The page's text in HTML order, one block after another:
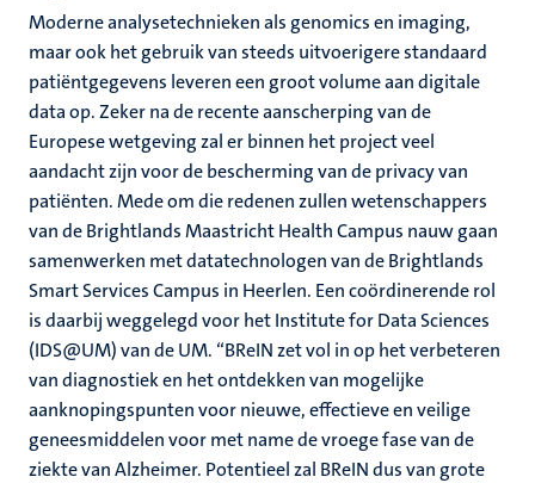
Moderne analysetechnieken als genomics en imaging,
maar ook het gebruik van steeds uitvoerigere standaard
patiëntgegevens leveren een groot volume aan digitale
data op. Zeker na de recente aanscherping van de
Europese wetgeving zal er binnen het project veel
aandacht zijn voor de bescherming van de privacy van
patiënten. Mede om die redenen zullen wetenschappers
van de Brightlands Maastricht Health Campus nauw gaan
samenwerken met datatechnologen van de Brightlands
Smart Services Campus in Heerlen. Een coördinerende rol
is daarbij weggelegd voor het Institute for Data Sciences
(IDS@UM) van de UM. “BReIN zet vol in op het verbeteren
van diagnostiek en het ontdekken van mogelijke
aanknopingspunten voor nieuwe, effectieve en veilige
geneesmiddelen voor met name de vroege fase van de
ziekte van Alzheimer. Potentieel zal BReIN dus van grote